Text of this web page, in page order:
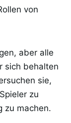
von
aber alle
sich behalten
sie,
zu
zu machen.